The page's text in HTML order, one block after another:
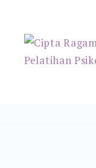
Cipta